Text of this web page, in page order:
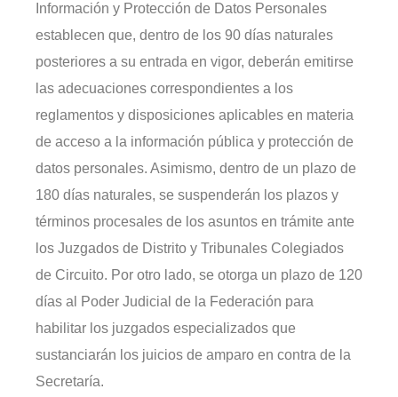
Información y Protección de Datos Personales
establecen que, dentro de los 90 días naturales
posteriores a su entrada en vigor, deberán emitirse
las adecuaciones correspondientes a los
reglamentos y disposiciones aplicables en materia
de acceso a la información pública y protección de
datos personales. Asimismo, dentro de un plazo de
180 días naturales, se suspenderán los plazos y
términos procesales de los asuntos en trámite ante
los Juzgados de Distrito y Tribunales Colegiados
de Circuito. Por otro lado, se otorga un plazo de 120
días al Poder Judicial de la Federación para
habilitar los juzgados especializados que
sustanciarán los juicios de amparo en contra de la
Secretaría.